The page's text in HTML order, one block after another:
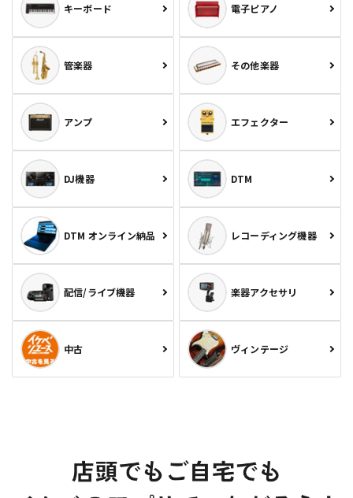
キーボード 電子ピアノ
管楽器 その他楽器
アンプ エフェクター
DJ機器 DTM
DTM オンライン納品 レコーディング機器
配信/ライブ機器 楽器アクセサリ
中古 ヴィンテージ